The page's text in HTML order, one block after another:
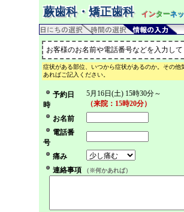
蕨歯科・矯正歯科 インターネ
お客様のお名前や電話番号などを入力して
症状がある部位、いつから症状があるのか。その他
あればご記入ください。
予約日
時
5月16日(土) 15時30分～
（来院：15時20分）
お名前
電話番
号
痛み
連絡事項
（※何かあれば）